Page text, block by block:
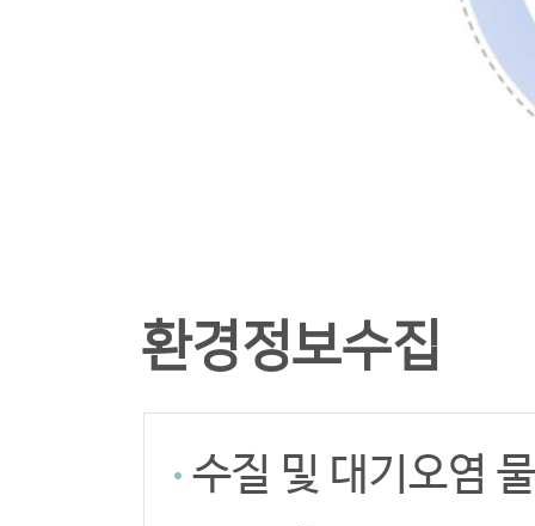
환경정보수집
수질 및 대기오염